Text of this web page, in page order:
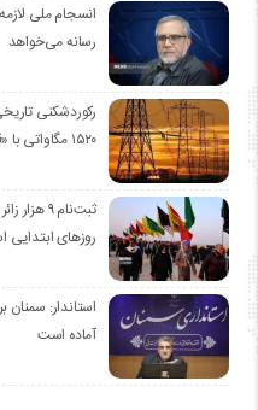
انسجام ملی
رسانه می‌خواهد
رکوردشکنی
۱۵۲۰ مگاواتی با «قرار همدلی» مردم
ثبت‌نام ۹
روزهای
استاندار:
آماده است